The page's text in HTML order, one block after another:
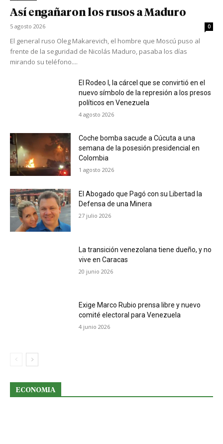
Así engañaron los rusos a Maduro
5 agosto 2026 0
El general ruso Oleg Makarevich, el hombre que Moscú puso al
frente de la seguridad de Nicolás Maduro, pasaba los días
mirando su teléfono....
El Rodeo I, la cárcel que se convirtió en el
nuevo símbolo de la represión a los presos
políticos en Venezuela
4 agosto 2026
Coche bomba sacude a Cúcuta a una
semana de la posesión presidencial en
Colombia
1 agosto 2026
El Abogado que Pagó con su Libertad la
Defensa de una Minera
27 julio 2026
La transición venezolana tiene dueño, y no
vive en Caracas
20 junio 2026
Exige Marco Rubio prensa libre y nuevo
comité electoral para Venezuela
4 junio 2026
ECONOMIA